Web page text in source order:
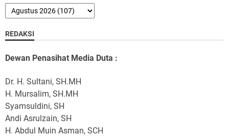
REDAKSI
Dewan Penasihat Media Duta :
Dr. H. Sultani, SH.MH
H. Mursalim, SH.MH
Syamsuldini, SH
Andi Asrulzain, SH
H. Abdul Muin Asman, SCH